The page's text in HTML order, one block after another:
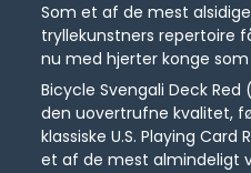
Som et af de mest
tryllekunstners repertoire
nu med hjerter konge som
Bicycle Svengali Deck
den uovertrufne kvalitet,
klassiske U.S. Playing Card
et af de mest almindeligt